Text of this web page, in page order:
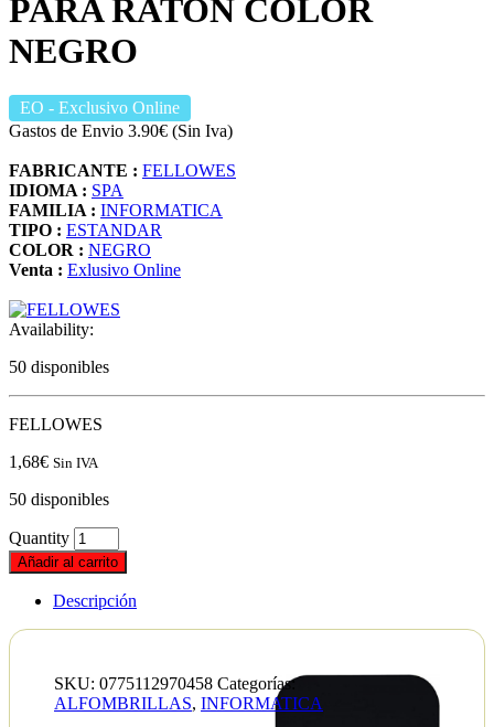
PARA RATON COLOR
NEGRO
EO - Exclusivo Online
Gastos de Envio 3.90€ (Sin Iva)
FABRICANTE : FELLOWES
IDIOMA : SPA
FAMILIA : INFORMATICA
TIPO : ESTANDAR
COLOR : NEGRO
Venta : Exlusivo Online
Availability:
50 disponibles
FELLOWES
1,68€ Sin IVA
50 disponibles
Quantity
Añadir al carrito
Descripción
SKU: 0775112970458 Categorías:
ALFOMBRILLAS, INFORMATICA